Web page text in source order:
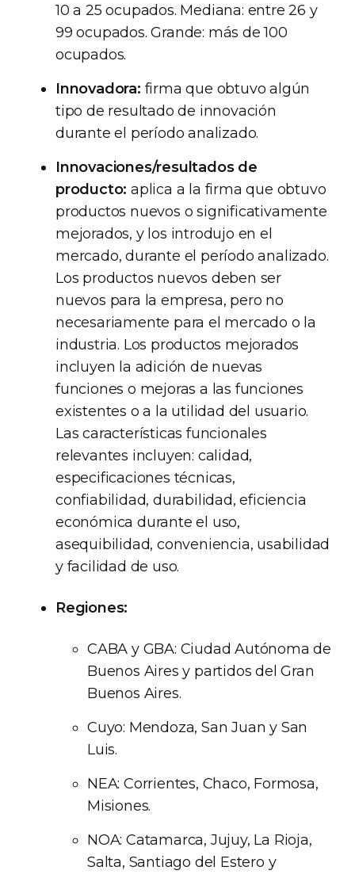
10 a 25 ocupados. Mediana: entre 26 y
99 ocupados. Grande: más de 100
ocupados.
Innovadora: firma que obtuvo algún
tipo de resultado de innovación
durante el período analizado.
Innovaciones/resultados de
producto: aplica a la firma que obtuvo
productos nuevos o significativamente
mejorados, y los introdujo en el
mercado, durante el período analizado.
Los productos nuevos deben ser
nuevos para la empresa, pero no
necesariamente para el mercado o la
industria. Los productos mejorados
incluyen la adición de nuevas
funciones o mejoras a las funciones
existentes o a la utilidad del usuario.
Las características funcionales
relevantes incluyen: calidad,
especificaciones técnicas,
confiabilidad, durabilidad, eficiencia
económica durante el uso,
asequibilidad, conveniencia, usabilidad
y facilidad de uso.
Regiones:
CABA y GBA: Ciudad Autónoma de
Buenos Aires y partidos del Gran
Buenos Aires.
Cuyo: Mendoza, San Juan y San
Luis.
NEA: Corrientes, Chaco, Formosa,
Misiones.
NOA: Catamarca, Jujuy, La Rioja,
Salta, Santiago del Estero y